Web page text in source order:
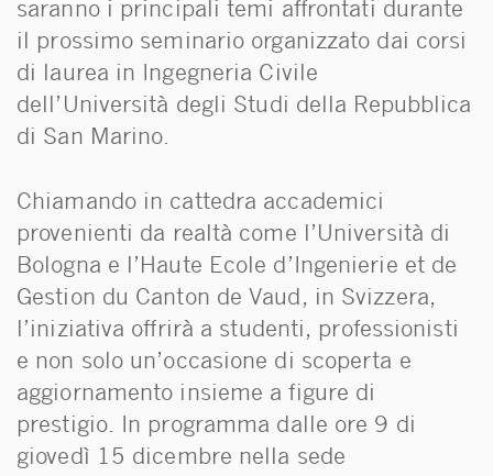
saranno i principali temi affrontati durante
il prossimo seminario organizzato dai corsi
di laurea in Ingegneria Civile
dell’Università degli Studi della Repubblica
di San Marino.
Chiamando in cattedra accademici
provenienti da realtà come l’Università di
Bologna e l’Haute Ecole d’Ingenierie et de
Gestion du Canton de Vaud, in Svizzera,
l’iniziativa offrirà a studenti, professionisti
e non solo un’occasione di scoperta e
aggiornamento insieme a figure di
prestigio. In programma dalle ore 9 di
giovedì 15 dicembre nella sede